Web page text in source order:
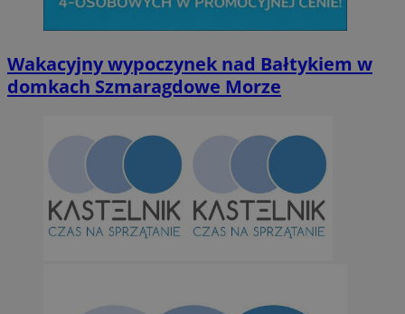
Wakacyjny wypoczynek nad Bałtykiem w
domkach Szmaragdowe Morze